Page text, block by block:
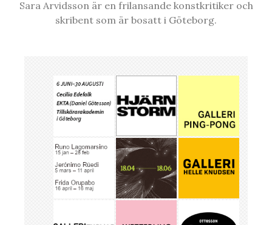
Sara Arvidsson är en frilansande konstkritiker och
skribent som är bosatt i Göteborg.